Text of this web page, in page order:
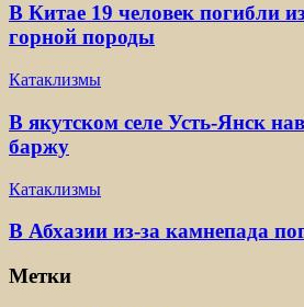
В Китае 19 человек погибли
горной породы
Катаклизмы
В якутском селе Усть-Янск
баржу
Катаклизмы
В Абхазии из-за камнепада
Метки